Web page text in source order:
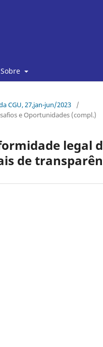
Sobre
CGU, 27,jan-jun/2023
/
e Oportunidades (compl.)
legal
de